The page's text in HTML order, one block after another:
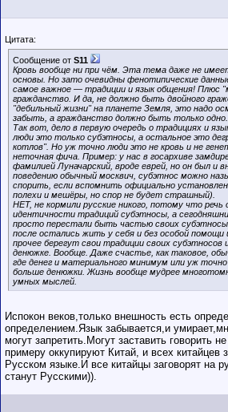
Цитата:
Сообщение от S11
Кровь вообще ни при чём. Эта тема даже не
основы. Но зато очевидны фенотипические
самое важное — традиции и язык общения! Плюс
гражданство. И да, не должно быть двойного
"дебильный жизни" на планете Земля, это надо
забыть, а гражданство должно быть только одно.
Так вот, дело в первую очередь о традициях и
люди это только субэтносы, а остальное это
котлов". Но уж точно люди это не кровь и не
неточная фича. Пример: у нас в госархиве
фамилией Луначарский, вроде еврей, но он был и
поведению обычный москвич, субэтнос можно
спорить, если вспомнить официально
полехи и мешёры, но спор не будет страшный).
НЕТ, не кормили русские никого, потому что речь
идентичности традиций субэтносы, а
просто перестали быть частью своих
после остались жить у себя и без особой помощи
прочее берегут свои традиции своих субэтносов
денюжке. Вообще. Даже счастье, как таковое,
где денег и материального минимум или уж
больше денюжки. Жизнь вообще мудрее
умных мыслей.
Испокон веков,только внешность есть
определением.Язык забывается,и
могут запретить.Могут заставить говорить
примеру оккупируют Китай, и всех китайцев
Русском языке.И все китайцы заговорят на
станут Русскими)).